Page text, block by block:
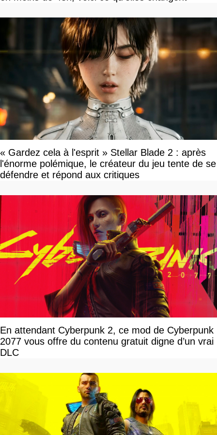
« Gardez cela à l'esprit » Stellar Blade 2 : après
l'énorme polémique, le créateur du jeu tente de se
défendre et répond aux critiques
En attendant Cyberpunk 2, ce mod de Cyberpunk
2077 vous offre du contenu gratuit digne d’un vrai
DLC